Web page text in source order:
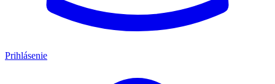
Prihlásenie